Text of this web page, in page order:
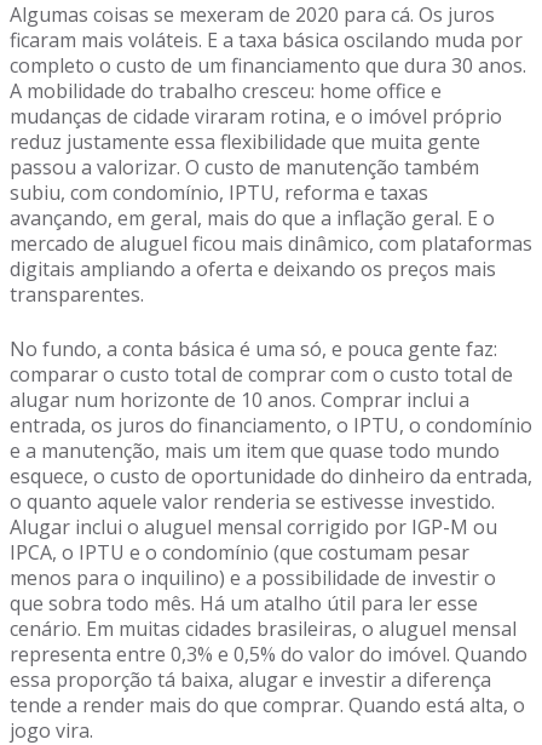
Algumas coisas se mexeram de 2020 para cá. Os juros
ficaram mais voláteis. E a taxa básica oscilando muda por
completo o custo de um financiamento que dura 30 anos.
A mobilidade do trabalho cresceu: home office e
mudanças de cidade viraram rotina, e o imóvel próprio
reduz justamente essa flexibilidade que muita gente
passou a valorizar. O custo de manutenção também
subiu, com condomínio, IPTU, reforma e taxas
avançando, em geral, mais do que a inflação geral. E o
mercado de aluguel ficou mais dinâmico, com plataformas
digitais ampliando a oferta e deixando os preços mais
transparentes.
No fundo, a conta básica é uma só, e pouca gente faz:
comparar o custo total de comprar com o custo total de
alugar num horizonte de 10 anos. Comprar inclui a
entrada, os juros do financiamento, o IPTU, o condomínio
e a manutenção, mais um item que quase todo mundo
esquece, o custo de oportunidade do dinheiro da entrada,
o quanto aquele valor renderia se estivesse investido.
Alugar inclui o aluguel mensal corrigido por IGP-M ou
IPCA, o IPTU e o condomínio (que costumam pesar
menos para o inquilino) e a possibilidade de investir o
que sobra todo mês. Há um atalho útil para ler esse
cenário. Em muitas cidades brasileiras, o aluguel mensal
representa entre 0,3% e 0,5% do valor do imóvel. Quando
essa proporção tá baixa, alugar e investir a diferença
tende a render mais do que comprar. Quando está alta, o
jogo vira.